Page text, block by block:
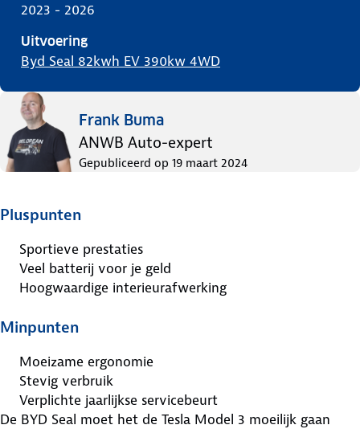
2023 - 2026
Uitvoering
Byd Seal 82kwh EV 390kw 4WD
Frank Buma
ANWB Auto-expert
Gepubliceerd op 19 maart 2024
Pluspunten
Sportieve prestaties
Veel batterij voor je geld
Hoogwaardige interieurafwerking
Minpunten
Moeizame ergonomie
Stevig verbruik
Verplichte jaarlijkse servicebeurt
De BYD Seal moet het de Tesla Model 3 moeilijk gaan